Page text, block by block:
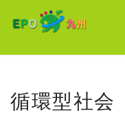
循環型社会